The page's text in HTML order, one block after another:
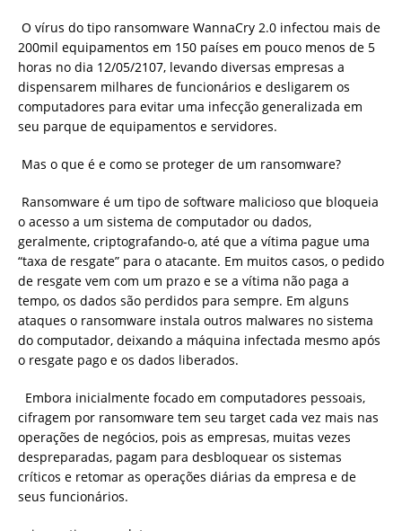
O vírus do tipo ransomware WannaCry 2.0 infectou mais de
200mil equipamentos em 150 países em pouco menos de 5
horas no dia 12/05/2107, levando diversas empresas a
dispensarem milhares de funcionários e desligarem os
computadores para evitar uma infecção generalizada em
seu parque de equipamentos e servidores.
Mas o que é e como se proteger de um ransomware?
Ransomware é um tipo de software malicioso que bloqueia
o acesso a um sistema de computador ou dados,
geralmente, criptografando-o, até que a vítima pague uma
“taxa de resgate” para o atacante. Em muitos casos, o pedido
de resgate vem com um prazo e se a vítima não paga a
tempo, os dados são perdidos para sempre. Em alguns
ataques o ransomware instala outros malwares no sistema
do computador, deixando a máquina infectada mesmo após
o resgate pago e os dados liberados.
Embora inicialmente focado em computadores pessoais,
cifragem por ransomware tem seu target cada vez mais nas
operações de negócios, pois as empresas, muitas vezes
despreparadas, pagam para desbloquear os sistemas
críticos e retomar as operações diárias da empresa e de
seus funcionários.